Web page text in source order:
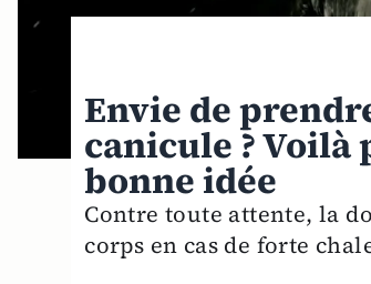
Envie de
canicule ? Voilà
bonne idée
Contre toute attente, la
corps en cas de forte